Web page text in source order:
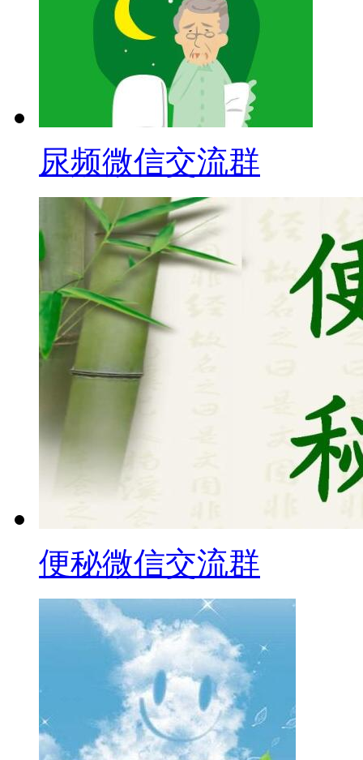
尿频微信交流群
便秘微信交流群